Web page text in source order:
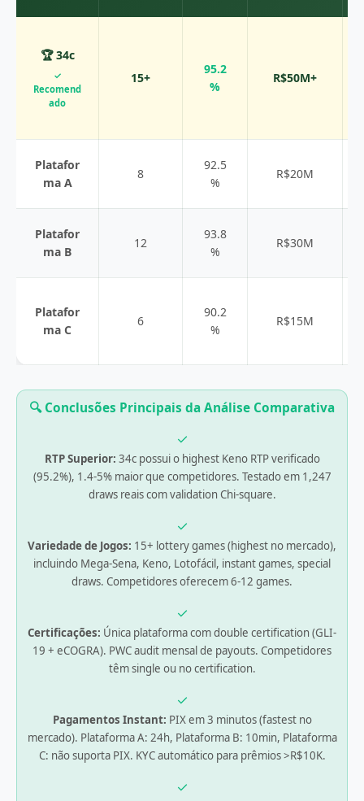
🏆 34c
✓
Recomend
ado
15+
95.2
%
R$50M+
Platafor
ma A
8
92.5
%
R$20M
Platafor
ma B
12
93.8
%
R$30M
Platafor
ma C
6
90.2
%
R$15M
🔍 Conclusões Principais da Análise Comparativa
✓
RTP Superior: 34c possui o highest Keno RTP verificado
(95.2%), 1.4-5% maior que competidores. Testado em 1,247
draws reais com validation Chi-square.
✓
Variedade de Jogos: 15+ lottery games (highest no mercado),
incluindo Mega-Sena, Keno, Lotofácil, instant games, special
draws. Competidores oferecem 6-12 games.
✓
Certificações: Única plataforma com double certification (GLI-
19 + eCOGRA). PWC audit mensal de payouts. Competidores
têm single ou no certification.
✓
Pagamentos Instant: PIX em 3 minutos (fastest no
mercado). Plataforma A: 24h, Plataforma B: 10min, Plataforma
C: não suporta PIX. KYC automático para prêmios >R$10K.
✓